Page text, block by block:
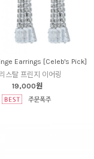
Earrings [Celeb's Pick]
스탈 프린지 이어링
19,000원